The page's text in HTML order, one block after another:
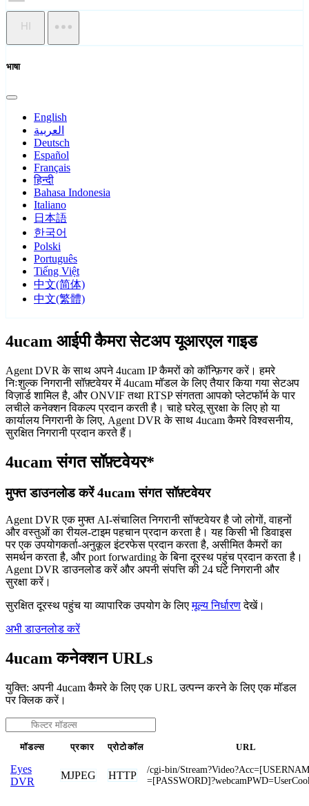
HI
भाषा
English
العربية
Deutsch
Español
Français
हिन्दी
Bahasa Indonesia
Italiano
日本語
한국어
Polski
Português
Tiếng Việt
中文(简体)
中文(繁體)
4ucam आईपी कैमरा सेटअप यूआरएल गाइड
Agent DVR के साथ अपने 4ucam IP कैमरों को कॉन्फ़िगर करें। हमरे
निःशुल्क निगरानी सॉफ़्टवेयर में 4ucam मॉडल के लिए तैयार किया गया सेटअप
विज़ार्ड शामिल है, और ONVIF तथा RTSP संगतता आपको प्लेटफॉर्म के पार
लचीले कनेक्शन विकल्प प्रदान करती है। चाहे घरेलू सुरक्षा के लिए हो या
कार्यालय निगरानी के लिए, Agent DVR के साथ 4ucam कैमरे विश्वसनीय,
सुरक्षित निगरानी प्रदान करते हैं।
4ucam संगत सॉफ़्टवेयर*
मुफ्त डाउनलोड करें 4ucam संगत सॉफ़्टवेयर
Agent DVR एक मुफ्त AI-संचालित निगरानी सॉफ्टवेयर है जो लोगों, वाहनों
और वस्तुओं का रीयल-टाइम पहचान प्रदान करता है। यह किसी भी डिवाइस
पर एक उपयोगकर्ता-अनुकूल इंटरफेस प्रदान करता है, असीमित कैमरों का
समर्थन करता है, और port forwarding के बिना दूरस्थ पहुंच प्रदान करता है।
Agent DVR डाउनलोड करें और अपनी संपत्ति की 24 घंटे निगरानी और
सुरक्षा करें।
सुरक्षित दूरस्थ पहुंच या व्यापारिक उपयोग के लिएमूल्य निर्धारणदेखें।
अभी डाउनलोड करें
4ucam कनेक्शन URLs
युक्ति: अपनी 4ucam कैमरे के लिए एक URL उत्पन्न करने के लिए एक मॉडल
पर क्लिक करें।
मॉडल्स प्रकार प्रोटोकॉल URL
Eyes
DVR
MJPEG HTTP
/cgi-bin/